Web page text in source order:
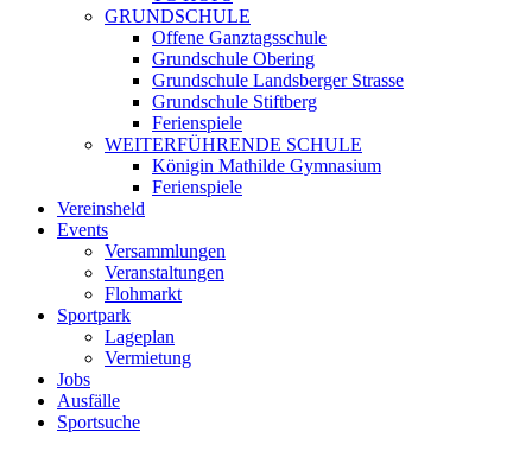
GRUNDSCHULE
Offene Ganztagsschule
Grundschule Obering
Grundschule Landsberger Strasse
Grundschule Stiftberg
Ferienspiele
WEITERFÜHRENDE SCHULE
Königin Mathilde Gymnasium
Ferienspiele
Vereinsheld
Events
Versammlungen
Veranstaltungen
Flohmarkt
Sportpark
Lageplan
Vermietung
Jobs
Ausfälle
Sportsuche